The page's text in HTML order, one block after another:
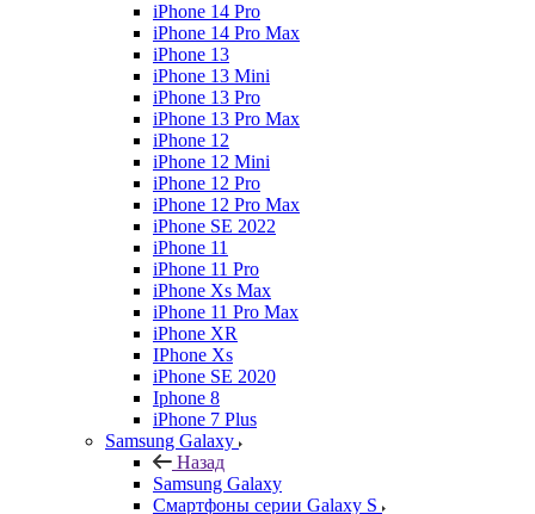
iPhone 14 Pro
iPhone 14 Pro Max
iPhone 13
iPhone 13 Mini
iPhone 13 Pro
iPhone 13 Pro Max
iPhone 12
iPhone 12 Mini
iPhone 12 Pro
iPhone 12 Pro Max
iPhone SE 2022
iPhone 11
iPhone 11 Pro
iPhone Xs Max
iPhone 11 Pro Max
iPhone XR
IPhone Xs
iPhone SE 2020
Iphone 8
iPhone 7 Plus
Samsung Galaxy
Назад
Samsung Galaxy
Смартфоны серии Galaxy S